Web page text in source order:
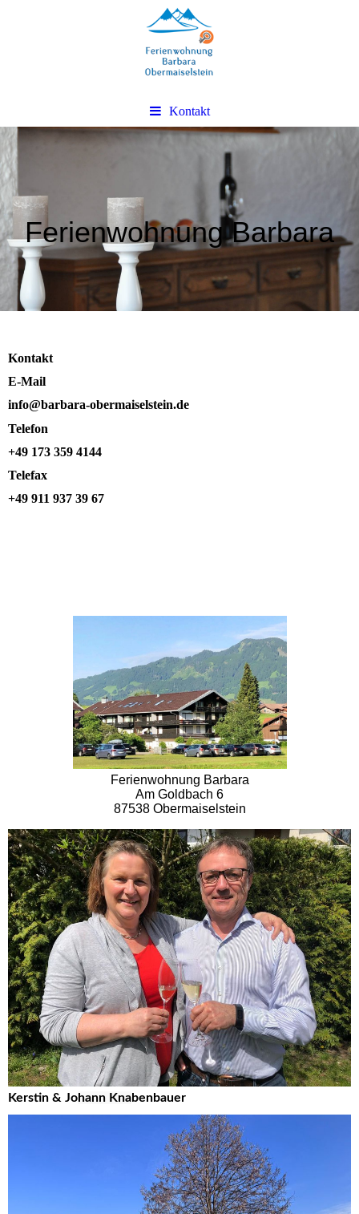
Kontakt
Ferienwohnung Barbara
Kontakt
E-Mail
info@barbara-obermaiselstein.de
Telefon
+49 173 359 4144
Telefax
+49 911 937 39 67
Ferienwohnung Barbara
Am Goldbach 6
87538 Obermaiselstein
Kerstin & Johann Knabenbauer